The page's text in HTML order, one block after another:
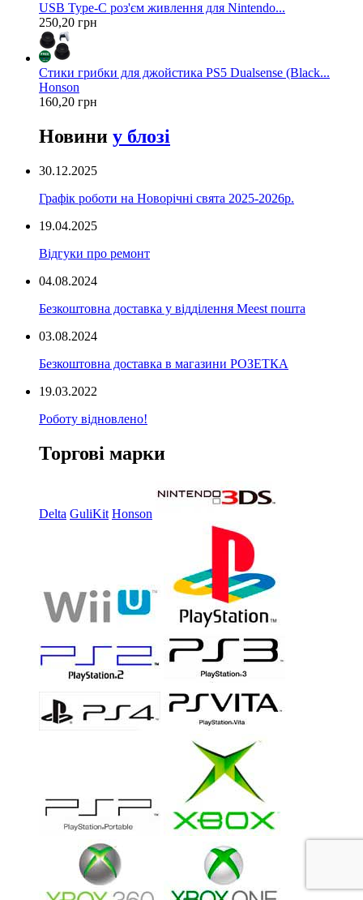
USB Type-C роз'єм живлення для Nintendo...
250,20 грн
Стики грибки для джойстика PS5 Dualsense (Black...
Honson
160,20 грн
Новини у блозі
30.12.2025
Графік роботи на Новорічні свята 2025-2026р.
19.04.2025
Відгуки про ремонт
04.08.2024
Безкоштовна доставка у відділення Meest пошта
03.08.2024
Безкоштовна доставка в магазини РОЗЕТКА
19.03.2022
Роботу відновлено!
Торгові марки
Delta GuliKit Honson